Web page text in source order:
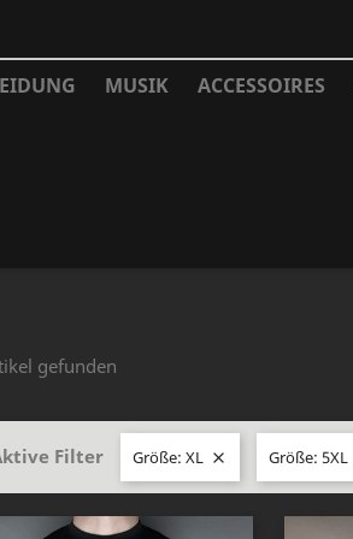
MUSIK ACCESSOIRES
gefunden
Filter Größe: XL  Größe: 5XL